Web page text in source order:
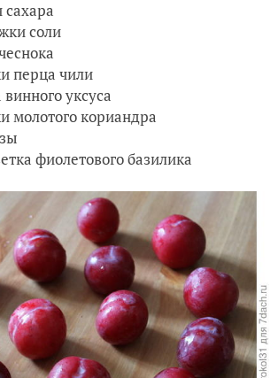
сахара
соли
перца чили
винного уксуса
молотого кориандра
фиолетового базилика